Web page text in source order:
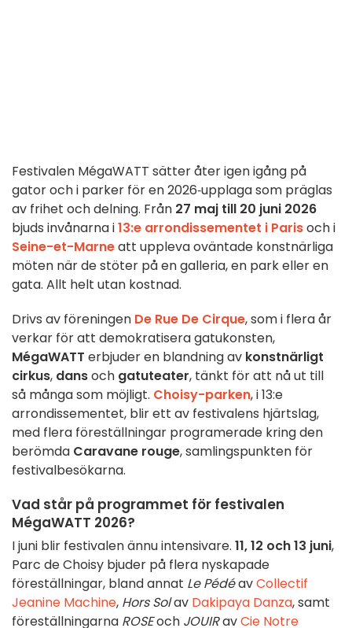
Festivalen MégaWATT sätter åter igen igång på
gator och i parker för en 2026‑upplaga som präglas
av frihet och delning. Från 27 maj till 20 juni 2026
bjuds invånarna i13:e arrondissementet i Parisoch i
Seine-et-Marneatt uppleva oväntade konstnärliga
möten när de stöter på en galleria, en park eller en
gata. Allt helt utan kostnad.
Drivs av föreningen De Rue De Cirque, som i flera år
verkar för att demokratisera gatukonsten,
MégaWATT erbjuder en blandning av konstnärligt
cirkus, dansoch gatuteater, tänkt för att nå ut till
så många som möjligt. Choisy-parken, i 13:e
arrondissementet, blir ett av festivalens hjärtslag,
med flera föreställningar programerade kring den
berömda Caravane rouge, samlingspunkten för
festivalbesökarna.
Vad står på programmet för festivalen
MégaWATT 2026?
I juni blir festivalen ännu intensivare. 11, 12 och 13 juni,
Parc de Choisy bjuder på flera nyskapade
föreställningar, bland annat Le PédéavCollectif
Jeanine Machine, Hors Solav Dakipaya Danza, samt
föreställningarna ROSEoch JOUIRavCie Notre